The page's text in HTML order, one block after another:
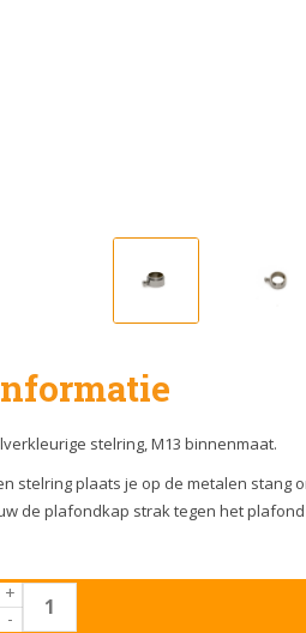
stelring, M13 binnenmaat.
stelring plaats je op de metalen stang
de plafondkap strak tegen het
+
-